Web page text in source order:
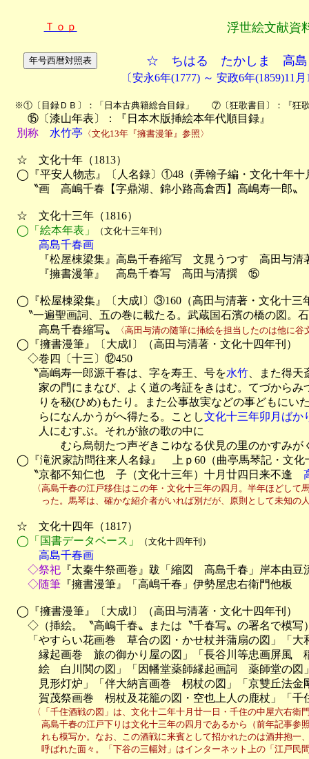
Ｔｏｐ 浮世絵文献資
☆ ちはる たかしま 高島
〔安永6年(1777) ～ 安政6年(1859)11
※①〔目録ＤＢ〕：「日本古典籍総合目録」　　⑦〔狂歌書目〕：『狂
⑮〔漆山年表〕：『日本木版挿絵本年代順目録』
別称
水竹亭 〈文化13年『擁書漫筆』参照〉
☆　文化十年（1813）
◯『平安人物志』〔人名録〕①48（弄翰子編・文化十年十
〝画　高嶋千春【字鼎湖、錦小路高倉西】高嶋寿一郎〟
☆　文化十三年（1816）
◯「絵本年表」
（文化十三年刊）
高島千春画
『松屋棟梁集』高島千春縮写　文晁うつす　高田与清
『擁書漫筆』　高島千春写　高田与清撰　⑮
◯『松屋棟梁集』〔大成Ⅰ〕③160（高田与清著・文化十三
〝一遍聖画詞、五の巻に載たる。武蔵国石濱の橋の図。
高島千春縮写〟
〈高田与清の随筆に挿絵を担当したのは他に谷
◯『擁書漫筆』〔大成Ⅰ〕（高田与清著・文化十四年刊）
◇巻四〔十三〕⑫450
〝高嶋寿一郎源千春は、字を寿王、号を水竹 、また得
家の門にまなび、よく道の考証をきはむ。てづからみ
りを秘(ひめ)もたり。また公事故実などの事どもにいた
らになんかうがへ得たる。ことし文化十三年卯月ばか
人にむすぶ。それが旅の歌の中に
むら烏朝たつ声ぞきこゆなる伏見の里のかすみが
◯『滝沢家訪問往来人名録』　上ｐ60（曲亭馬琴記・文化
〝京都不知仁也　子（文化十三年）十月廿四日来不逢
〈高島千春の江戸移住はこの年・文化十三年の四月。半年ほどして馬
った。馬琴は、確かな紹介者がいれば別だが、原則として未知の人
☆　文化十四年（1817）
◯「国書データベース」
（文化十四年刊）
高島千春画
◇祭祀 『太秦牛祭画巻』跋「縮図　高島千春」岸本由豆
◇随筆 『擁書漫筆』「高嶋千春」伊勢屋忠右衛門他板
◯『擁書漫筆』〔大成Ⅰ〕（高田与清著・文化十四年刊）
◇（挿絵。〝高嶋千春〟または〝千春写〟の署名で模写
「やすらい花画巻　草合の図・かせ杖并蒲扇の図」「大
縁起画巻　旅の御かり屋の図」「長谷川等忠画屏風　
絵　白川関の図」「因幡堂薬師縁起画詞　薬師堂の図
見形灯炉」「伴大納言画巻　枴杖の図」「京雙丘法金
賀茂祭画巻　枴杖及花籠の図・空也上人の鹿杖」「千
〈「千住酒戦の図」は、文化十二年十月廿一日・千住の中屋六右衛門
高島千春の江戸下りは文化十三年の四月であるから（前年記事参照
れも模写か。なお、この酒戦に来賓として招かれたのは酒井抱一、
呼ばれた面々。「下谷の三幅対」はインターネット上の「江戸民間